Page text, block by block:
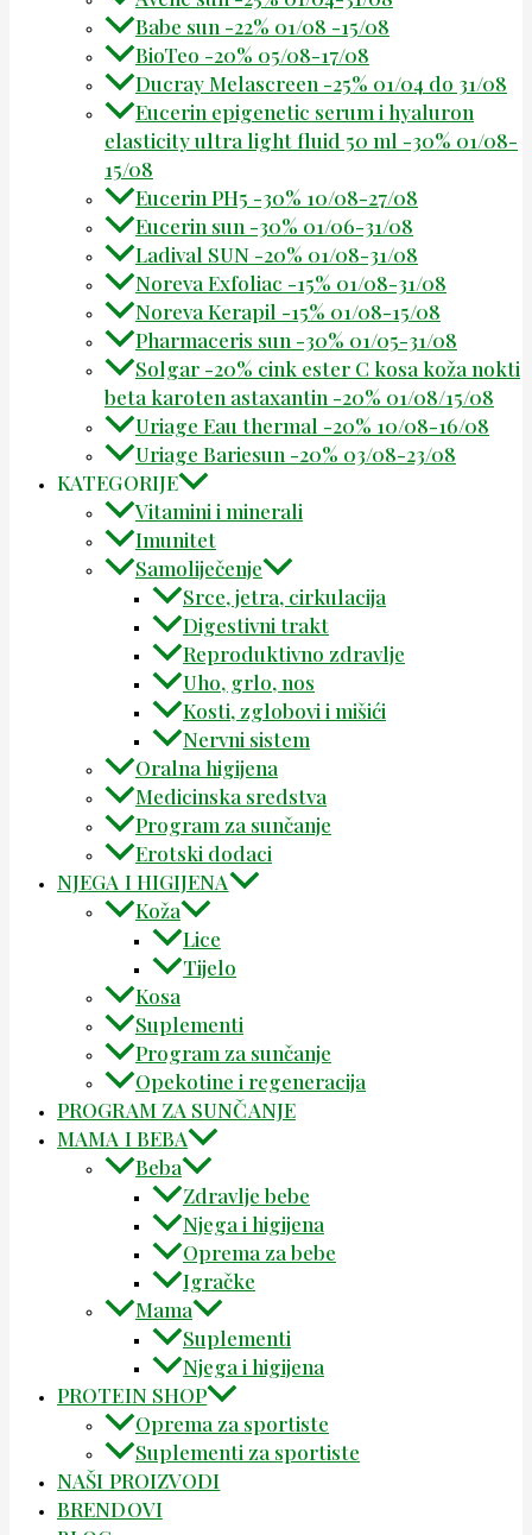
Babe sun -22% 01/08 -15/08
BioTeo -20% 05/08-17/08
Ducray Melascreen -25% 01/04 do 31/08
Eucerin epigenetic serum i hyaluron
elasticity ultra light fluid 50 ml -30% 01/08-
15/08
Eucerin PH5 -30% 10/08-27/08
Eucerin sun -30% 01/06-31/08
Ladival SUN -20% 01/08-31/08
Noreva Exfoliac -15% 01/08-31/08
Noreva Kerapil -15% 01/08-15/08
Pharmaceris sun -30% 01/05-31/08
Solgar -20% cink ester C kosa koža nokti
beta karoten astaxantin -20% 01/08/15/08
Uriage Eau thermal -20% 10/08-16/08
Uriage Bariesun -20% 03/08-23/08
KATEGORIJE
Vitamini i minerali
Imunitet
Samoliječenje
Srce, jetra, cirkulacija
Digestivni trakt
Reproduktivno zdravlje
Uho, grlo, nos
Kosti, zglobovi i mišići
Nervni sistem
Oralna higijena
Medicinska sredstva
Program za sunčanje
Erotski dodaci
NJEGA I HIGIJENA
Koža
Lice
Tijelo
Kosa
Suplementi
Program za sunčanje
Opekotine i regeneracija
PROGRAM ZA SUNČANJE
MAMA I BEBA
Beba
Zdravlje bebe
Njega i higijena
Oprema za bebe
Igračke
Mama
Suplementi
Njega i higijena
PROTEIN SHOP
Oprema za sportiste
Suplementi za sportiste
NAŠI PROIZVODI
BRENDOVI